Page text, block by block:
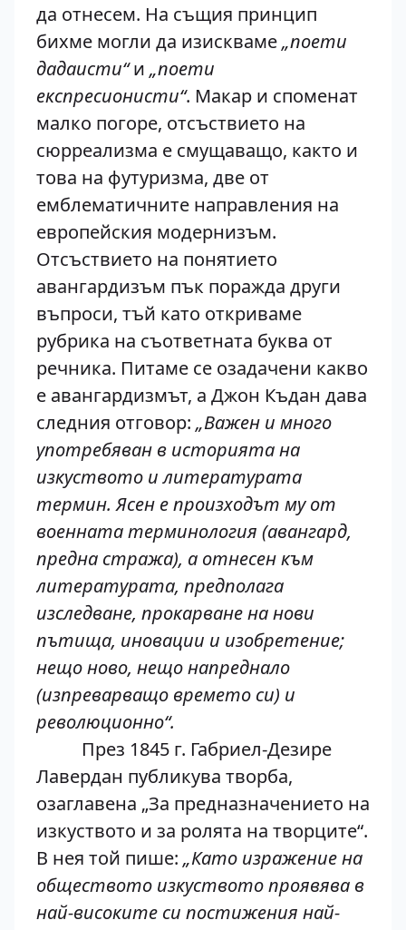
да отнесем. На същия принцип
бихме могли да изискваме„поети
дадаисти“и „поети
експресионисти“. Макар и споменат
малко погоре, отсъствието на
сюрреализма е смущаващо, както и
това на футуризма, две от
емблематичните направления на
европейския модернизъм.
Отсъствието на понятието
авангардизъм пък поражда други
въпроси, тъй като откриваме
рубрика на съответната буква от
речника. Питаме се озадачени какво
е авангардизмът, а Джон Къдан дава
следния отговор: „Важен и много
употребяван в историята на
изкуството и литературата
термин. Ясен е произходът му от
военната терминология (авангард,
предна стража), а отнесен към
литературата, предполага
изследване, прокарване на нови
пътища, иновации и изобретение;
нещо ново, нещо напреднало
(изпреварващо времето си) и
революционно“.
През 1845 г. Габриел-Дезире
Лавердан публикува творба,
озаглавена „За предназначението на
изкуството и за ролята на творците“.
В нея той пише: „Като изражение на
обществото изкуството проявява в
най-високите си постижения най-